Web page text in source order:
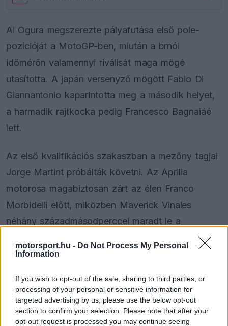
motorsport.hu - Do Not Process My Personal
Information
If you wish to opt-out of the sale, sharing to third parties, or
processing of your personal or sensitive information for
targeted advertising by us, please use the below opt-out
section to confirm your selection. Please note that after your
opt-out request is processed you may continue seeing
Ai Ogura megszerezte pályafutása első pole-
pozícióját a MotoGP-ben, miután a brnói
időmérőn valamennyi riválisát maga mögé
utasította. A japán versenyző mögött Fabio Di
Giannantonio kaparintotta meg a második helyet,
a harmadik rajtkocka pedig Francesco Bagnaiáé
lett.
Az első kvalifikációs szakaszban a mezőny tagjai
Jorge Martint próbálták követni. Az Aprilia
motorosa magabiztosan zárt az élen Franco
Morbidelli előtt, miközben Maverick Vinales
néhány századmásodperccel maradt le a
Video
is
This
is
a
The media could not be loaded, either because
the server or network failed or because the format
is not supported.